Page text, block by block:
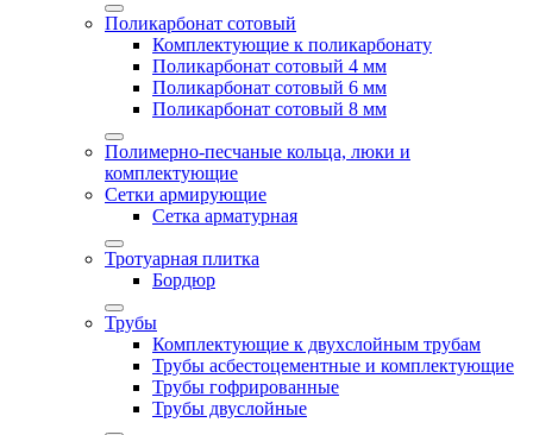
Поликарбонат сотовый
Комплектующие к поликарбонату
Поликарбонат сотовый 4 мм
Поликарбонат сотовый 6 мм
Поликарбонат сотовый 8 мм
Полимерно-песчаные кольца, люки и
комплектующие
Сетки армирующие
Сетка арматурная
Тротуарная плитка
Бордюр
Трубы
Комплектующие к двухслойным трубам
Трубы асбестоцементные и комплектующие
Трубы гофрированные
Трубы двуслойные